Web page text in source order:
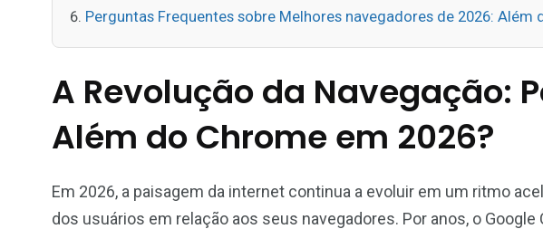
Perguntas Frequentes sobre Melhores navegadores de 2026: Além
A Revolução da Navegação:
Além do Chrome em 2026?
Em 2026, a paisagem da internet continua a evoluir em um ritmo
dos usuários em relação aos seus navegadores. Por anos, o